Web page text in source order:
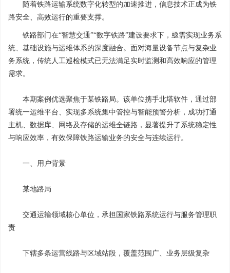
随着铁路运输系统数字化转型的加速推进，信息技术正成为铁
路安全、高效运行的重要支撑。
铁路部门在“智慧交通”“数字铁路”建设要求下，亟需实现业务系
统、基础设施与运维体系的深度融合。面对海量设备节点与复杂业
务系统，传统人工巡检模式已无法满足实时监测和高效响应的管理
需求。
本期案例优选聚焦于某铁路局。该单位携手北塔软件，通过部
署统一运维平台、实现多系统集中管控与智能预警分析，成功打通
主机、数据库、网络及存储的运维全链路，显著提升了系统稳定性
与响应效率，有效保障铁路运输业务的安全与连续运行。
一、用户背景
某地路局
交通运输领域核心单位，承担国家铁路系统运行与服务管理职
责
下辖多条运营线路与区域站段，覆盖范围广、业务层级复杂